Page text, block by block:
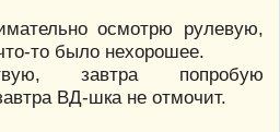
осмотрю рулевую,
то было нехорошее.
завтра попробую
ВД-шка не отмочит.